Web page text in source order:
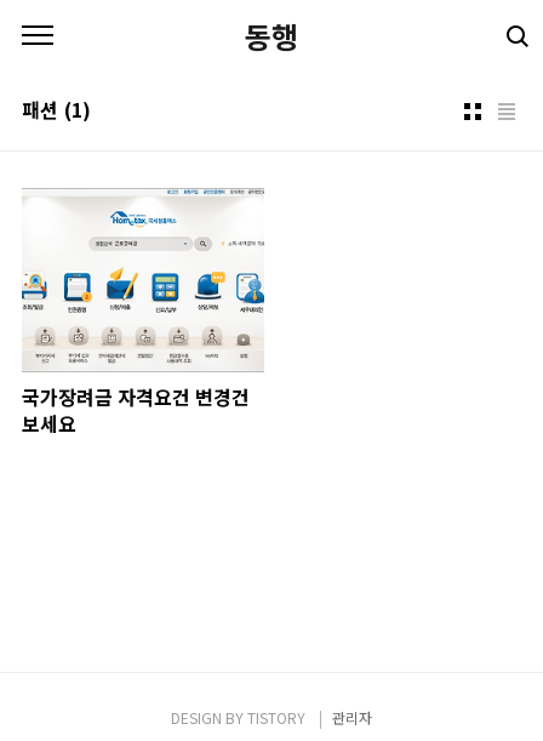
동행
패션 (1)
국가장려금 자격요건 변경건
보세요
DESIGN BYTISTORY 관리자